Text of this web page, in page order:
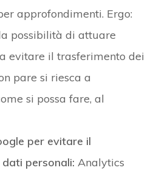
approfondimenti. Ergo:
possibilità di attuare
evitare il trasferimento dei
pare si riesca a
si possa fare, al
per evitare il
personali: Analytics